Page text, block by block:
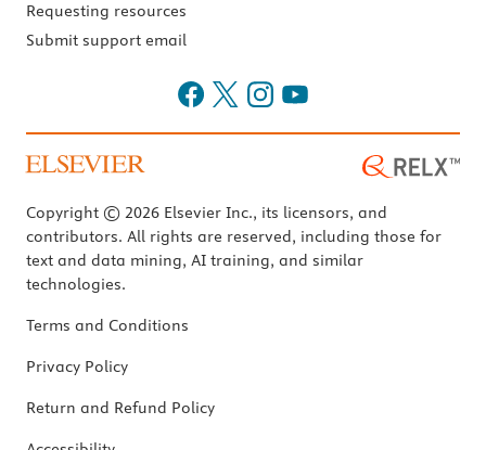
Requesting resources
Submit support email
Copyright © 2026 Elsevier Inc., its licensors, and
contributors. All rights are reserved, including those for
text and data mining, AI training, and similar
technologies.
Terms and Conditions
Privacy Policy
Return and Refund Policy